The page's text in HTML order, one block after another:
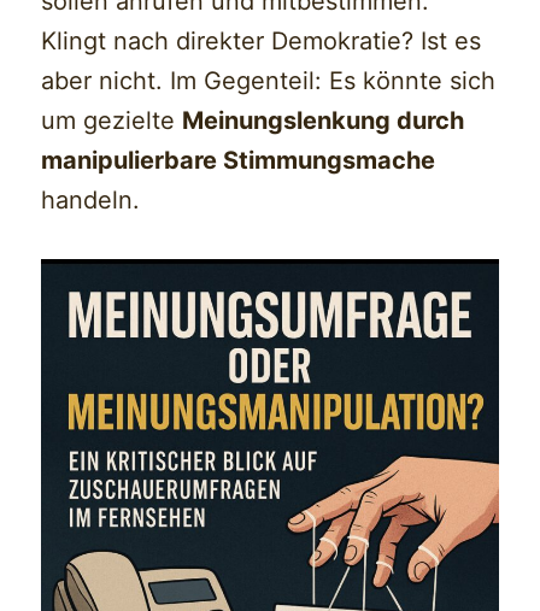
Klingt nach direkter Demokratie? Ist es
aber nicht. Im Gegenteil: Es könnte sich
um gezielte Meinungslenkung durch
manipulierbare Stimmungsmache
handeln.